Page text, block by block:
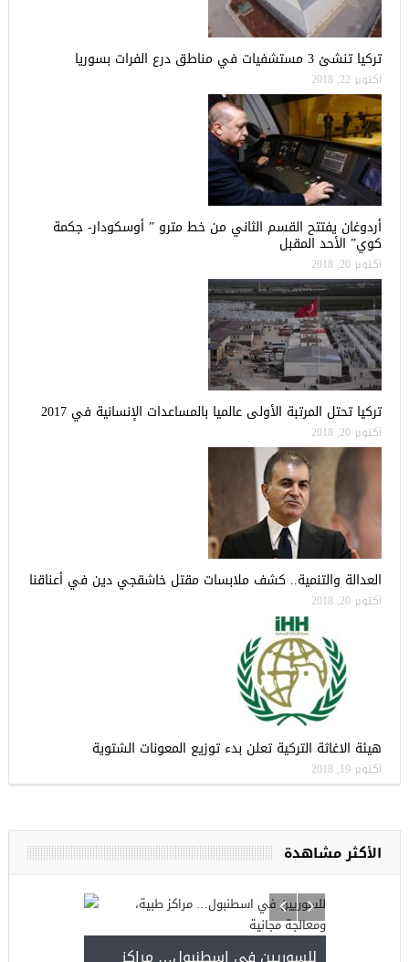
تركيا تنشئ 3 مستشفيات في مناطق درع الفرات بسوريا
أكتوبر 22, 2018
أردوغان يفتتح القسم الثاني من خط مترو ” أوسكودار- جكمة
كوي” الأحد المقبل
أكتوبر 20, 2018
تركيا تحتل المرتبة الأولى عالميا بالمساعدات الإنسانية في 2017
أكتوبر 20, 2018
العدالة والتنمية.. كشف ملابسات مقتل خاشقجي دين في أعناقنا
أكتوبر 20, 2018
هيئة الاغاثة التركية تعلن بدء توزيع المعونات الشتوية
أكتوبر 19, 2018
الأكثر مشاهدة